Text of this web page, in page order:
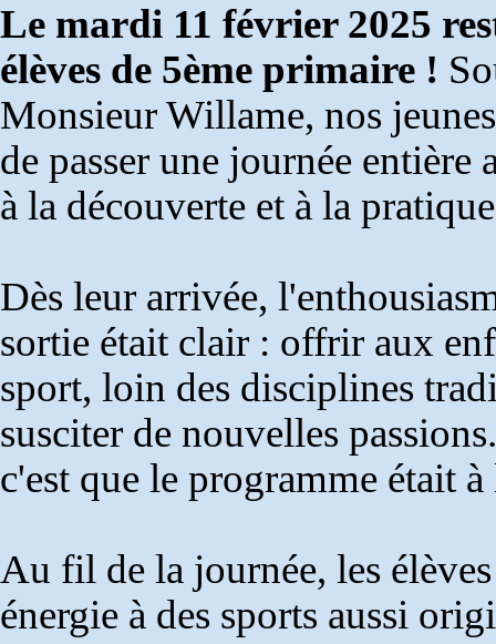
Le mardi 11 février 2025
élèves de 5ème primaire !
Monsieur Willame, nos
de passer une journée
à la découverte et à la
Dès leur arrivée,
sortie était clair : offrir aux
sport, loin des disciplines
susciter de nouvelles
c'est que le programme était
Au fil de la journée, les
énergie à des sports aussi